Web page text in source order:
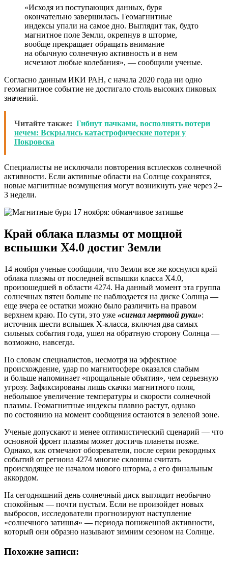
«Исходя из поступающих данных, буря
окончательно завершилась. Геомагнитные
индексы упали на самое дно. Выглядит так, будто
магнитное поле Земли, окрепнув в шторме,
вообще прекращает обращать внимание
на обычную солнечную активность и в нем
исчезают любые колебания», — сообщили ученые.
Согласно данным ИКИ РАН, с начала 2020 года ни одно
геомагнитное событие не достигало столь высоких пиковых
значений.
Читайте также: Гибнут пачками, восполнять потери
нечем: Вскрылись катастрофические потери у
Покровска
Специалисты не исключали повторения всплесков солнечной
активности. Если активные области на Солнце сохранятся,
новые магнитные возмущения могут возникнуть уже через 2–
3 недели.
Край облака плазмы от мощной
вспышки X4.0 достиг Земли
14 ноября ученые сообщили, что Земли все же коснулся край
облака плазмы от последней вспышки класса X4.0,
произошедшей в области 4274. На данный момент эта группа
солнечных пятен больше не наблюдается на диске Солнца —
еще вчера ее остатки можно было различить на правом
верхнем краю. По сути, это уже «сигнал мертвой руки»:
источник шести вспышек X-класса, включая два самых
сильных события года, ушел на обратную сторону Солнца —
возможно, навсегда.
По словам специалистов, несмотря на эффектное
происхождение, удар по магнитосфере оказался слабым
и больше напоминает «прощальные объятия», чем серьезную
угрозу. Зафиксированы лишь скачки магнитного поля,
небольшое увеличение температуры и скорости солнечной
плазмы. Геомагнитные индексы плавно растут, однако
по состоянию на момент сообщения остаются в зеленой зоне.
Ученые допускают и менее оптимистический сценарий — что
основной фронт плазмы может достичь планеты позже.
Однако, как отмечают обозреватели, после серии рекордных
событий от региона 4274 многие склонны считать
происходящее не началом нового шторма, а его финальным
аккордом.
На сегодняшний день солнечный диск выглядит необычно
спокойным — почти пустым. Если не произойдет новых
выбросов, исследователи прогнозируют наступление
«солнечного затишья» — периода пониженной активности,
который они образно называют зимним сезоном на Солнце.
Похожие записи: